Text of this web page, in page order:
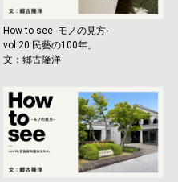
How to see -モノの見方-
vol.20 民藝の100年。
文：郷古隆洋